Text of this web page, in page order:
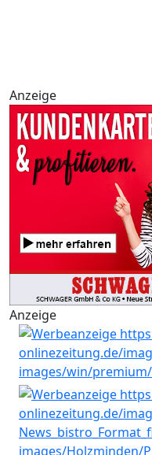
Anzeige
Anzeige